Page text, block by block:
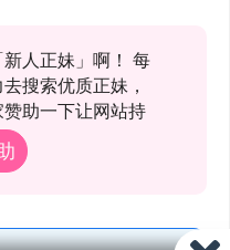
人正妹」啊！ 每
搜索优质正妹，
助一下让网站持